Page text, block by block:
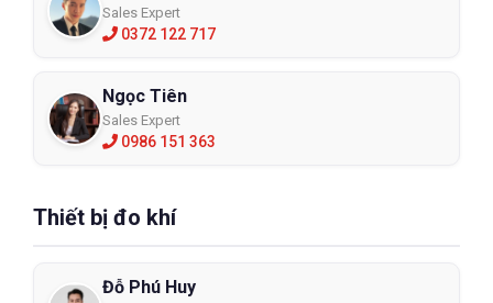
Sales Expert
0372 122 717
Ngọc Tiên
Sales Expert
0986 151 363
Thiết bị đo khí
Đỗ Phú Huy